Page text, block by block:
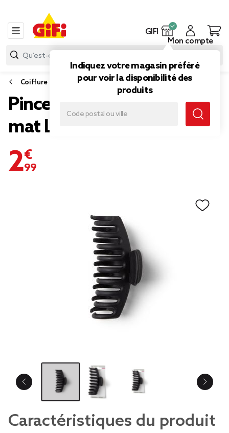
GIFI
Indiquez votre magasin préféré
pour voir la disponibilité des
produits
Mon compte
Coiffure
Pince cheveux crabe noir
mat L11cm
2,99 €
Caractéristiques du produit